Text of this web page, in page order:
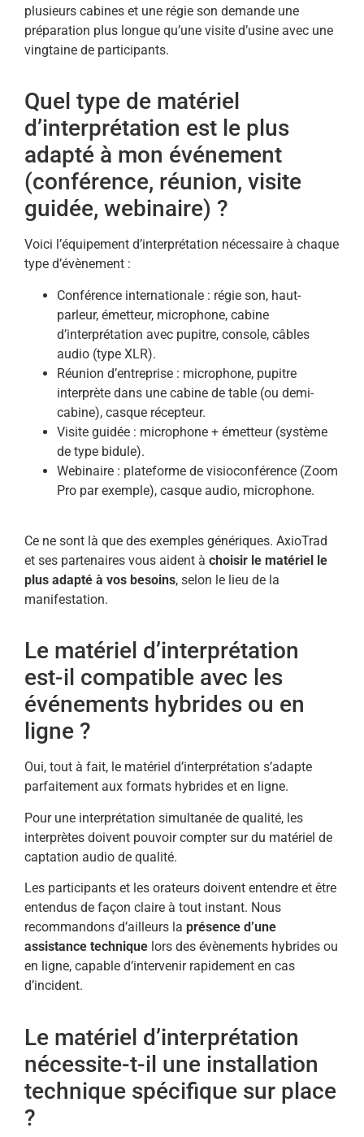
plusieurs cabines et une régie son demande une
préparation plus longue qu’une visite d’usine avec une
vingtaine de participants.
Quel type de matériel
d’interprétation est le plus
adapté à mon événement
(conférence, réunion, visite
guidée, webinaire) ?
Voici l’équipement d’interprétation nécessaire à chaque
type d’évènement :
Conférence internationale : régie son, haut-
parleur, émetteur, microphone, cabine
d’interprétation avec pupitre, console, câbles
audio (type XLR).
Réunion d’entreprise : microphone, pupitre
interprète dans une cabine de table (ou demi-
cabine), casque récepteur.
Visite guidée : microphone + émetteur (système
de type bidule).
Webinaire : plateforme de visioconférence (Zoom
Pro par exemple), casque audio, microphone.
Ce ne sont là que des exemples génériques. AxioTrad
et ses partenaires vous aident à choisir le matériel le
plus adapté à vos besoins, selon le lieu de la
manifestation.
Le matériel d’interprétation
est-il compatible avec les
événements hybrides ou en
ligne ?
Oui, tout à fait, le matériel d’interprétation s’adapte
parfaitement aux formats hybrides et en ligne.
Pour une interprétation simultanée de qualité, les
interprètes doivent pouvoir compter sur du matériel de
captation audio de qualité.
Les participants et les orateurs doivent entendre et être
entendus de façon claire à tout instant. Nous
recommandons d’ailleurs la présence d’une
assistance technique lors des évènements hybrides ou
en ligne, capable d’intervenir rapidement en cas
d’incident.
Le matériel d’interprétation
nécessite-t-il une installation
technique spécifique sur place
?